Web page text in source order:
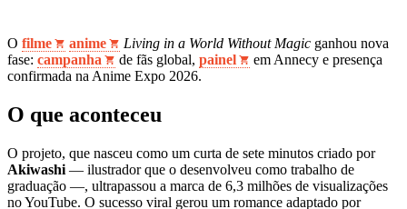
O filme anime Living in a World Without Magic ganhou nova
fase: campanha de fãs global, painel
em Annecy e presença
confirmada na Anime Expo 2026.
O que aconteceu
O projeto, que nasceu como um curta de sete minutos criado por
Akiwashi — ilustrador que o desenvolveu como trabalho de
graduação —, ultrapassou a marca de 6,3 milhões de visualizações
no YouTube. O sucesso viral gerou um romance adaptado por